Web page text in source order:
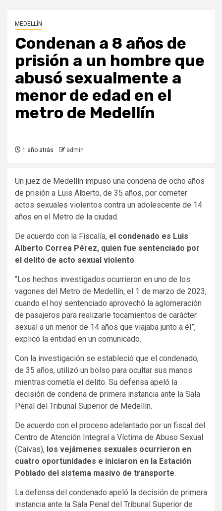
MEDELLÍN
Condenan a 8 años de
prisión a un hombre que
abusó sexualmente a
menor de edad en el
metro de Medellín
1 año atrás admin
Un juez de Medellín impuso una condena de ocho años
de prisión a Luis Alberto, de 35 años, por cometer
actos sexuales violentos contra un adolescente de 14
años en el Metro de la ciudad.
De acuerdo con la Fiscalía, el condenado es Luis
Alberto Correa Pérez, quien fue sentenciado por
el delito de acto sexual violento.
“Los hechos investigados ocurrieron en uno de los
vagones del Metro de Medellín, el 1 de marzo de 2023,
cuando el hoy sentenciado aprovechó la aglomeración
de pasajeros para realizarle tocamientos de carácter
sexual a un menor de 14 años que viajaba junto a él”,
explicó la entidad en un comunicado.
Con la investigación se estableció que el condenado,
de 35 años, utilizó un bolso para ocultar sus manos
mientras cometía el delito. Su defensa apeló la
decisión de condena de primera instancia ante la Sala
Penal del Tribunal Superior de Medellín.
De acuerdo con el proceso adelantado por un fiscal del
Centro de Atención Integral a Víctima de Abuso Sexual
(Caivas), los vejámenes sexuales ocurrieron en
cuatro oportunidades e iniciaron en la Estación
Poblado del sistema masivo de transporte.
La defensa del condenado apeló la decisión de primera
instancia ante la Sala Penal del Tribunal Superior de